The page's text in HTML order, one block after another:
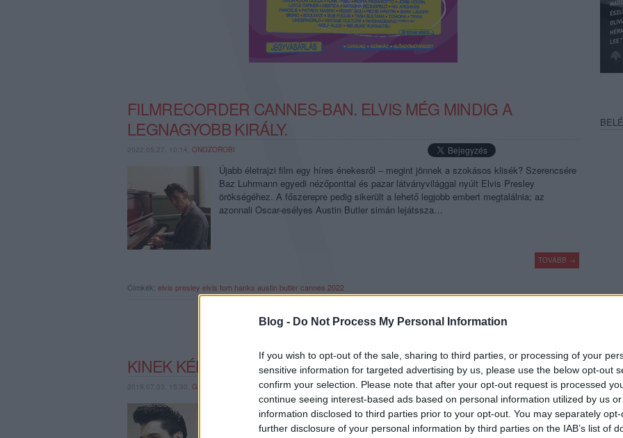
Blog - Do Not Process My Personal Information
If you wish to opt-out of the sale, sharing to third parties, or processing of your
sensitive information for targeted advertising by us, please use the below opt-out
confirm your selection. Please note that after your opt-out request is processed
continue seeing interest-based ads based on personal information utilized by us
information disclosed to third parties prior to your opt-out. You may separately
further disclosure of your personal information by third parties on the IAB’s list of
FILMRECORDER CANNES-BAN. ELVIS MÉG MINDIG A
LEGNAGYOBB KIRÁLY.
2022.05.27. 10:14, ONOZOROBI
Újabb életrajzi film egy híres énekesről – megint jönnek a szokásos klisék? Szerencsére
Baz Luhrmann egyedi nézőponttal és pazar látványvilággal nyúlt Elvis Presley
örökségéhez. A főszerepre pedig sikerült a lehető legjobb embert megtalálnia; az
azonnali Oscar-esélyes Austin Butler simán lejátssza…
TOVÁBB →
Címkék: elvis presley elvis tom hanks austin butlercannes 2022
KINEK KÉNE JÁTSZANIA ELVIS PRESLEYT?
2019.07.03. 15:30, GAINES
Őrületes zenés életrajzi film lázban ég Hollywood, a Bohém rapszódia kasszasikerét
követően sorra rendelik be a neves zenészekről szóló filmeket. Azóta kijött az Elton
John-film, tervben van legalább egy David Bowie-s, egy Celine Dionos, egy Bob Dylanes,